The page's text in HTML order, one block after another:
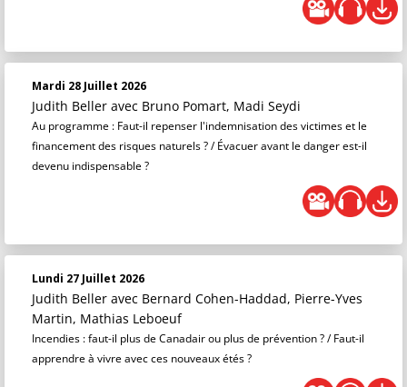
Mardi 28 Juillet 2026
Judith Beller avec Bruno Pomart, Madi Seydi
Au programme : Faut-il repenser l'indemnisation des victimes et le
financement des risques naturels ? / Évacuer avant le danger est-il
devenu indispensable ?
Lundi 27 Juillet 2026
Judith Beller avec Bernard Cohen-Haddad, Pierre-Yves
Martin, Mathias Leboeuf
Incendies : faut-il plus de Canadair ou plus de prévention ? / Faut-il
apprendre à vivre avec ces nouveaux étés ?